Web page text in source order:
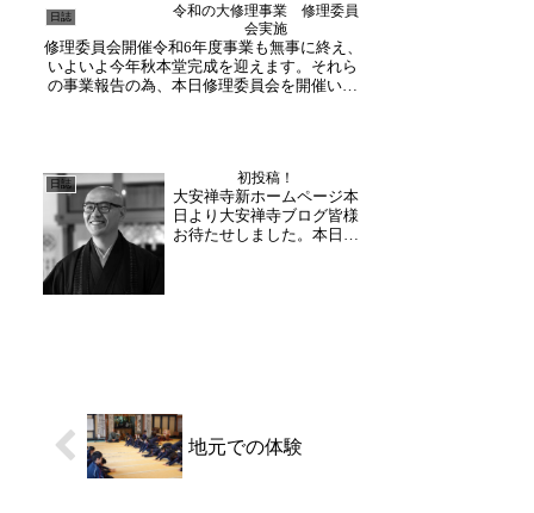
た皆様からお祝いのお言葉
も頂戴しております。あり
がとうございます。
日誌
令和の大修理事業 修理委員
会実施
修理委員会開催令和6年度事業も無事に終え、
いよいよ今年秋本堂完成を迎えます。それら
の事業報告の為、本日修理委員会を開催いた
日誌 初投稿！
大安禅寺新ホームページ本
日より大安禅寺ブログ皆様
お待たせしました。本日よ
地元での体験